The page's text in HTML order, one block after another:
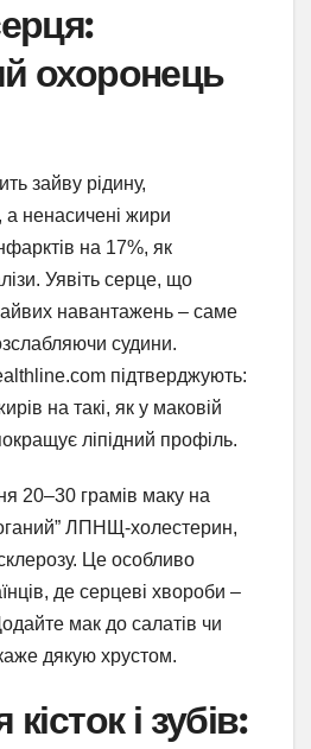
охоронець
зайву рідину,
а ненасичені жири
на 17%, як
Уявіть серце, що
навантажень – саме
судини.
підтверджують:
на такі, як у маковій
ліпідний профіль.
20–30 грамів маку на
ЛПНЩ-холестерин,
Це особливо
де серцеві хвороби –
мак до салатів чи
дякую хрустом.
і зубів: